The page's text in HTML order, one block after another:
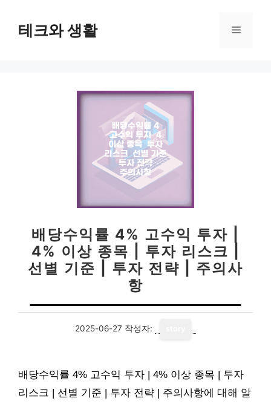
테크와 생활 메
배당수익률 4% 고수익 투자 |
4% 이상 종목 | 투자 리스크 |
선별 기준 | 투자 전략 | 주의사
항
2025-06-27 작성자:
배당수익률 4% 고수익 투자 | 4% 이상 종목 | 투자
리스크 | 선별 기준 | 투자 전략 | 주의사항에 대해 알